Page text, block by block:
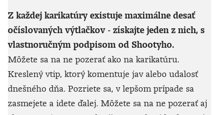
Z každej karikatúry existuje maximálne desať
očíslovaných výtlačkov - získajte jeden z nich, s
vlastnoručným podpisom od Shootyho.
Môžete sa na ne pozerať ako na karikatúru.
Kreslený vtip, ktorý komentuje jav alebo udalosť
dnešného dňa. Pozriete sa, v lepšom prípade sa
zasmejete a idete ďalej. Môžete sa na ne pozerať aj